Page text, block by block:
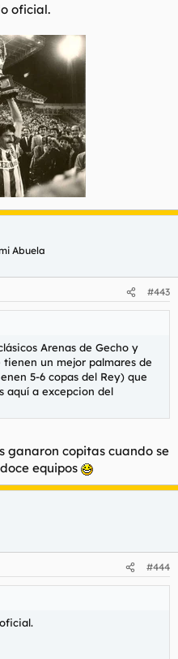
oficial.
Abuela
#443
Arenas de Gecho y
un mejor palmares de
5-6 copas del Rey) que
aquí a excepcion del
ganaron copitas cuando se
equipos
#444